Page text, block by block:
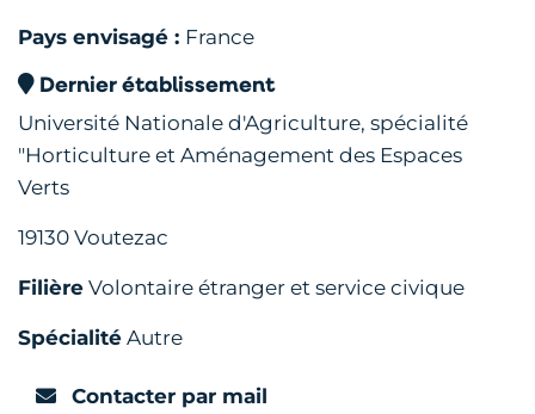
Pays envisagé : France
Dernier établissement
Université Nationale d'Agriculture, spécialité
"Horticulture et Aménagement des Espaces
Verts
19130 Voutezac
Filière Volontaire étranger et service civique
Spécialité Autre
Contacter par mail